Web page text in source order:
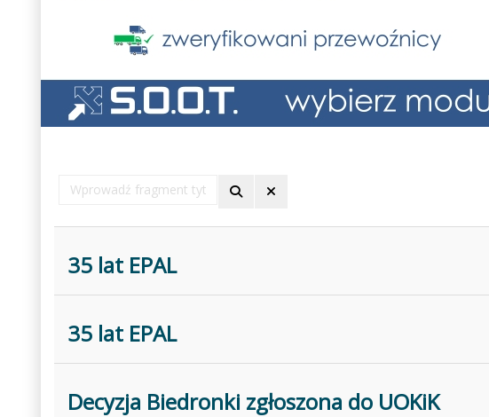
Wprowadź
fragment
35 lat EPAL
35 lat EPAL
Decyzja Biedronki zgłoszona do UOKiK